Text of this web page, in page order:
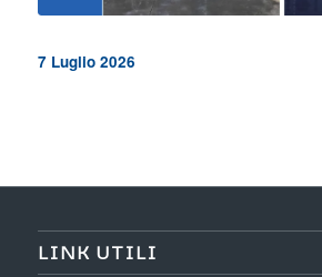
7 Luglio 2026
LINK UTILI